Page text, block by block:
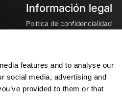
features and to analyse our
social media, advertising and
provided to them or that
Información legal
Política de confidencialidad
Avisos legales
Configuración de cookies